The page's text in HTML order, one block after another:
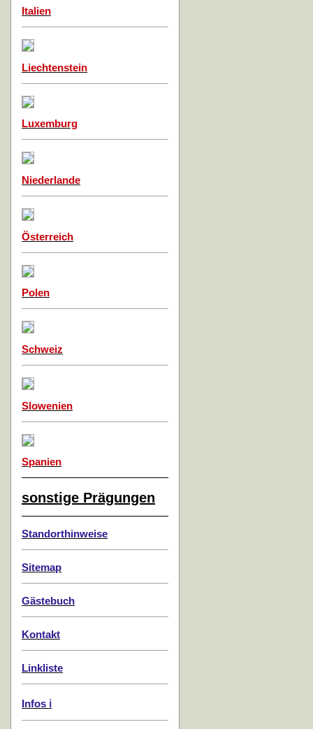
Italien
Liechtenstein
Luxemburg
Niederlande
Österreich
Polen
Schweiz
Slowenien
Spanien
sonstige Prägungen
Standorthinweise
Sitemap
Gästebuch
Kontakt
Linkliste
Infos ℹ️